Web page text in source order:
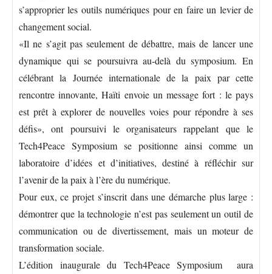
s’approprier les outils numériques pour en faire un levier de
changement social.
«Il ne s’agit pas seulement de débattre, mais de lancer une
dynamique qui se poursuivra au-delà du symposium. En
célébrant la Journée internationale de la paix par cette
rencontre innovante, Haïti envoie un message fort : le pays
est prêt à explorer de nouvelles voies pour répondre à ses
défis», ont poursuivi le organisateurs rappelant que le
Tech4Peace Symposium se positionne ainsi comme un
laboratoire d’idées et d’initiatives, destiné à réfléchir sur
l’avenir de la paix à l’ère du numérique.
Pour eux, ce projet s’inscrit dans une démarche plus large :
démontrer que la technologie n’est pas seulement un outil de
communication ou de divertissement, mais un moteur de
transformation sociale.
L’édition inaugurale du Tech4Peace Symposium aura